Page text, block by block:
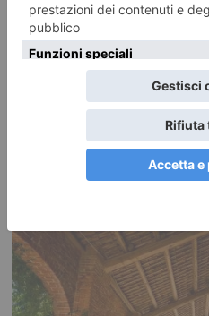
Pasta risottata alla
Avete letto bene, e’ una pasta ma…
proprio appetitosa!